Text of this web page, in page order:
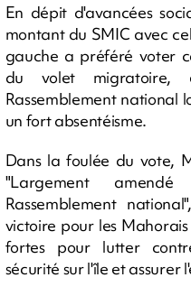
En dépit d'avancées
montant du SMIC avec
gauche a préféré voter
du volet
Rassemblement national
un fort absentéisme.
Dans la foulée du vote,
"Largement
Rassemblement
victoire pour les
fortes pour lutter
sécurité sur l'île et assurer